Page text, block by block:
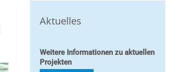
Aktuelles
Weitere Informationen zu aktuellen
Projekten